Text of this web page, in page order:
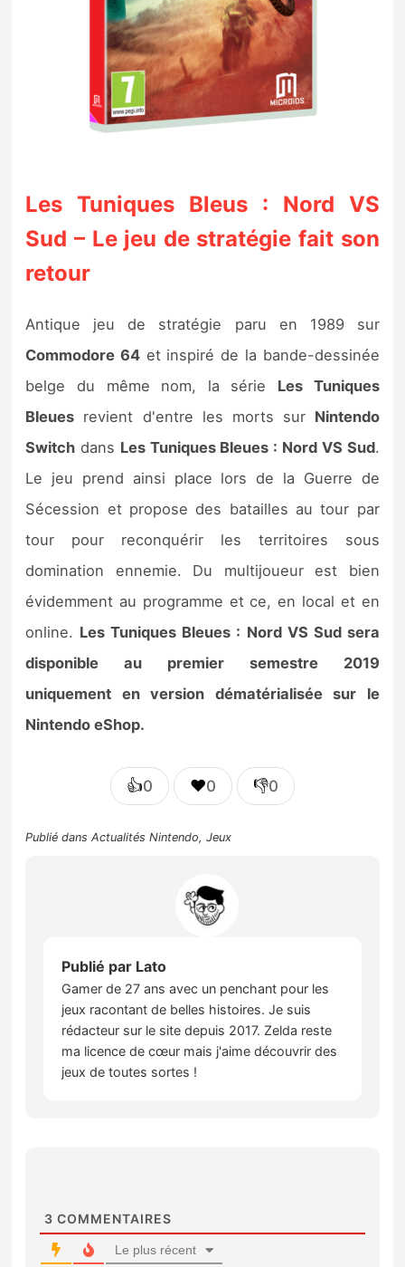
Les Tuniques Bleus : Nord VS
Sud – Le jeu de stratégie fait son
retour
Antique jeu de stratégie paru en 1989 sur
Commodore 64et inspiré de la bande-dessinée
belge du même nom, la série Les Tuniques
Bleues revient d'entre les morts sur Nintendo
Switch dans Les Tuniques Bleues : Nord VS Sud.
Le jeu prend ainsi place lors de la Guerre de
Sécession et propose des batailles au tour par
tour pour reconquérir les territoires sous
domination ennemie. Du multijoueur est bien
évidemment au programme et ce, en local et en
online. Les Tuniques Bleues : Nord VS Sud sera
disponible au premier semestre 2019
uniquement en version dématérialisée sur le
Nintendo eShop.
👍0 ❤️0 👎0
Publié dansActualités Nintendo,Jeux
Publié par Lato
Gamer de 27 ans avec un penchant pour les
jeux racontant de belles histoires. Je suis
rédacteur sur le site depuis 2017. Zelda reste
ma licence de cœur mais j'aime découvrir des
jeux de toutes sortes !
3 COMMENTAIRES
Le plus récent